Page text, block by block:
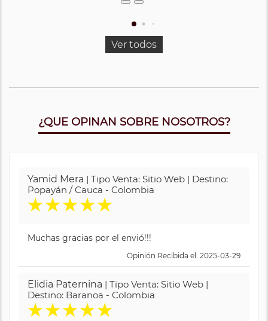
Ver todos
¿QUE OPINAN SOBRE NOSOTROS?
Yamid Mera | Tipo Venta: Sitio Web | Destino:
Popayán / Cauca - Colombia
★★★★★
Muchas gracias por el envió!!!
Opinión Recibida el: 2025-03-29
Elidia Paternina | Tipo Venta: Sitio Web |
Destino: Baranoa - Colombia
★★★★★